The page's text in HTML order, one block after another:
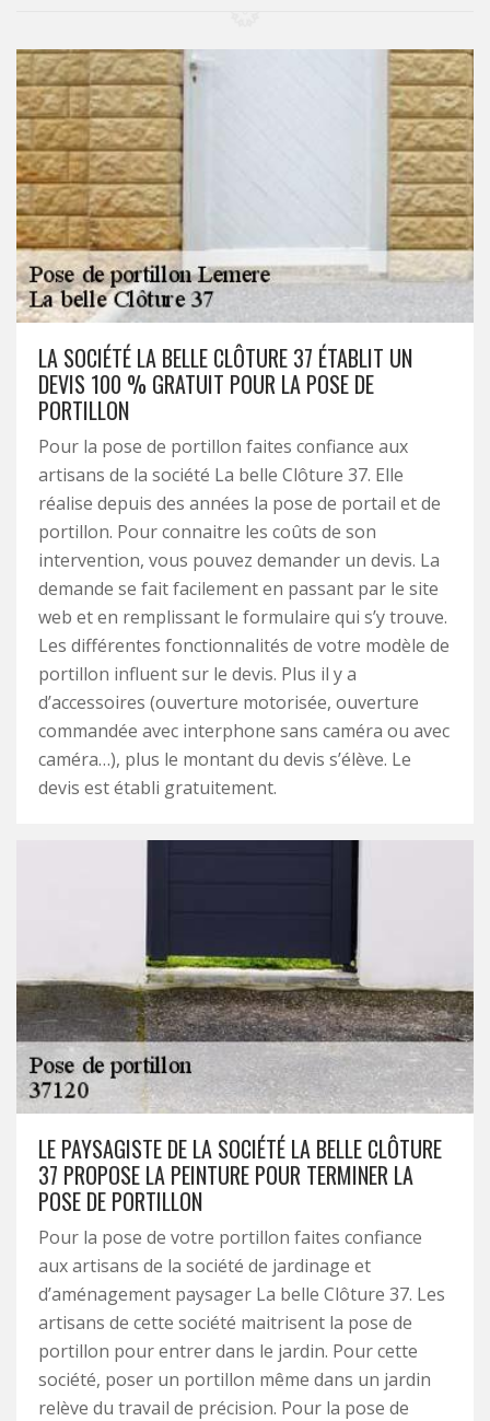
LA SOCIÉTÉ LA BELLE CLÔTURE 37 ÉTABLIT UN
DEVIS 100 % GRATUIT POUR LA POSE DE
PORTILLON
Pour la pose de portillon faites confiance aux
artisans de la société La belle Clôture 37. Elle
réalise depuis des années la pose de portail et de
portillon. Pour connaitre les coûts de son
intervention, vous pouvez demander un devis. La
demande se fait facilement en passant par le site
web et en remplissant le formulaire qui s’y trouve.
Les différentes fonctionnalités de votre modèle de
portillon influent sur le devis. Plus il y a
d’accessoires (ouverture motorisée, ouverture
commandée avec interphone sans caméra ou avec
caméra…), plus le montant du devis s’élève. Le
devis est établi gratuitement.
LE PAYSAGISTE DE LA SOCIÉTÉ LA BELLE CLÔTURE
37 PROPOSE LA PEINTURE POUR TERMINER LA
POSE DE PORTILLON
Pour la pose de votre portillon faites confiance
aux artisans de la société de jardinage et
d’aménagement paysager La belle Clôture 37. Les
artisans de cette société maitrisent la pose de
portillon pour entrer dans le jardin. Pour cette
société, poser un portillon même dans un jardin
relève du travail de précision. Pour la pose de